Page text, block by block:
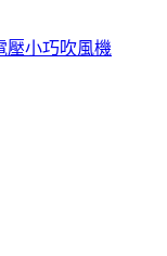
壓小巧吹風機